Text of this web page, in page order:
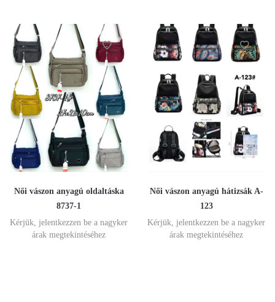
Női vászon anyagú oldaltáska
8737-1
Kérjük, jelentkezzen be a nagyker
árak megtekintéséhez
Női vászon anyagú hátizsák A-
123
Kérjük, jelentkezzen be a nagyker
árak megtekintéséhez